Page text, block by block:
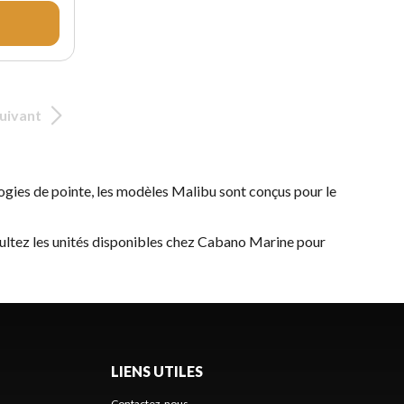
de pointe, les modèles Malibu sont conçus pour le
les unités disponibles chez Cabano Marine pour
LIENS UTILES